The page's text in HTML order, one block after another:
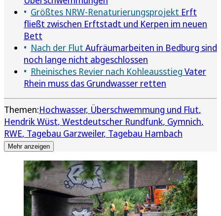
Größtes NRW-Renaturierungsprojekt Erft
fließt zwischen Erftstadt und Kerpen im neuen
Bett
Nach der Flut Aufräumarbeiten in Bedburg sind
noch lange nicht abgeschlossen
Rheinisches Revier nach Kohleausstieg Vater
Rhein muss das Grundwasser retten
Themen:Hochwasser, Überschwemmung und Flut
Hendrik Wüst Westdeutscher Rundfunk Gymnich
RWE Tagebau Garzweiler Tagebau Hambach
Mehr anzeigen